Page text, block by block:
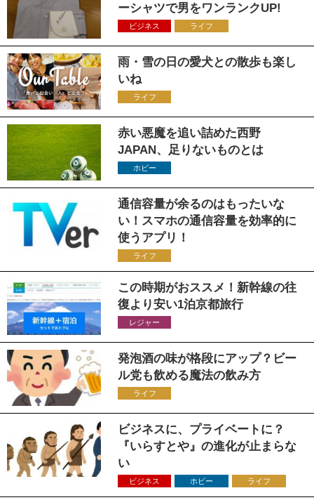
ーシャツで男をワンランクUP!
ビジネス ライフ
雨・雪の日の愛犬との散歩も楽し
いね
ライフ
赤い悪魔を追い詰めた西野
JAPAN、足りないものとは
ホビー
通信容量が余るのはもったいな
い！スマホの通信容量を効率的に
使うアプリ！
ライフ
この時期がおススメ！新幹線の往
復より安い1泊京都旅行
レジャー
発泡酒の味が格段にアップ？ビー
ル党も飲める魔法の飲み方
ライフ
ビジネスに、プライベートに？
『いらすとや』の進化が止まらな
い
ビジネス ホビー ライフ